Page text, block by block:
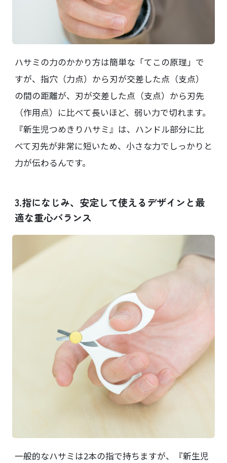
ハサミの力のかかり方は簡単な「てこの原理」で
すが、指穴（力点）から刃が交差した点（支点）
の間の距離が、刃が交差した点（支点）から刃先
（作用点）に比べて長いほど、弱い力で切れます。
『新生児つめきりハサミ』は、ハンドル部分に比
べて刃先が非常に短いため、小さな力でしっかりと
力が伝わるんです。
3.指になじみ、安定して使えるデザインと最
適な重心バランス
一般的なハサミは2本の指で持ちますが、『新生児